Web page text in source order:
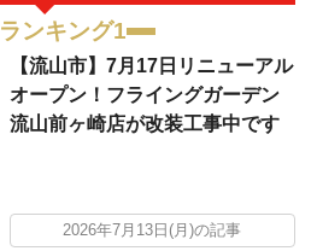
ランキング1
【流山市】7月17日リニューアル
オープン！フライングガーデン
流山前ヶ崎店が改装工事中です
2026年7月13日(月)の記事